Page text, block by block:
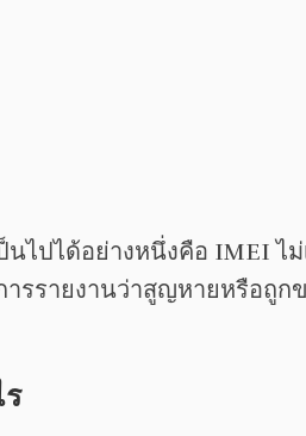
นไปได้อย่างหนึ่งคือ IMEI
รรายงานว่าสูญหายหรือถู